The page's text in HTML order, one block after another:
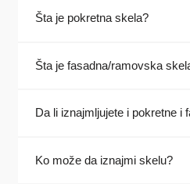
Šta je pokretna skela?
Šta je fasadna/ramovska
Da li iznajmljujete i pokretne i
Ko može da iznajmi skelu?